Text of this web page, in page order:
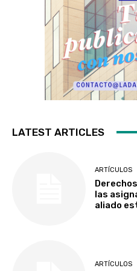
LATEST ARTICLES
ARTÍCULOS
las
aliado
ARTÍCULOS